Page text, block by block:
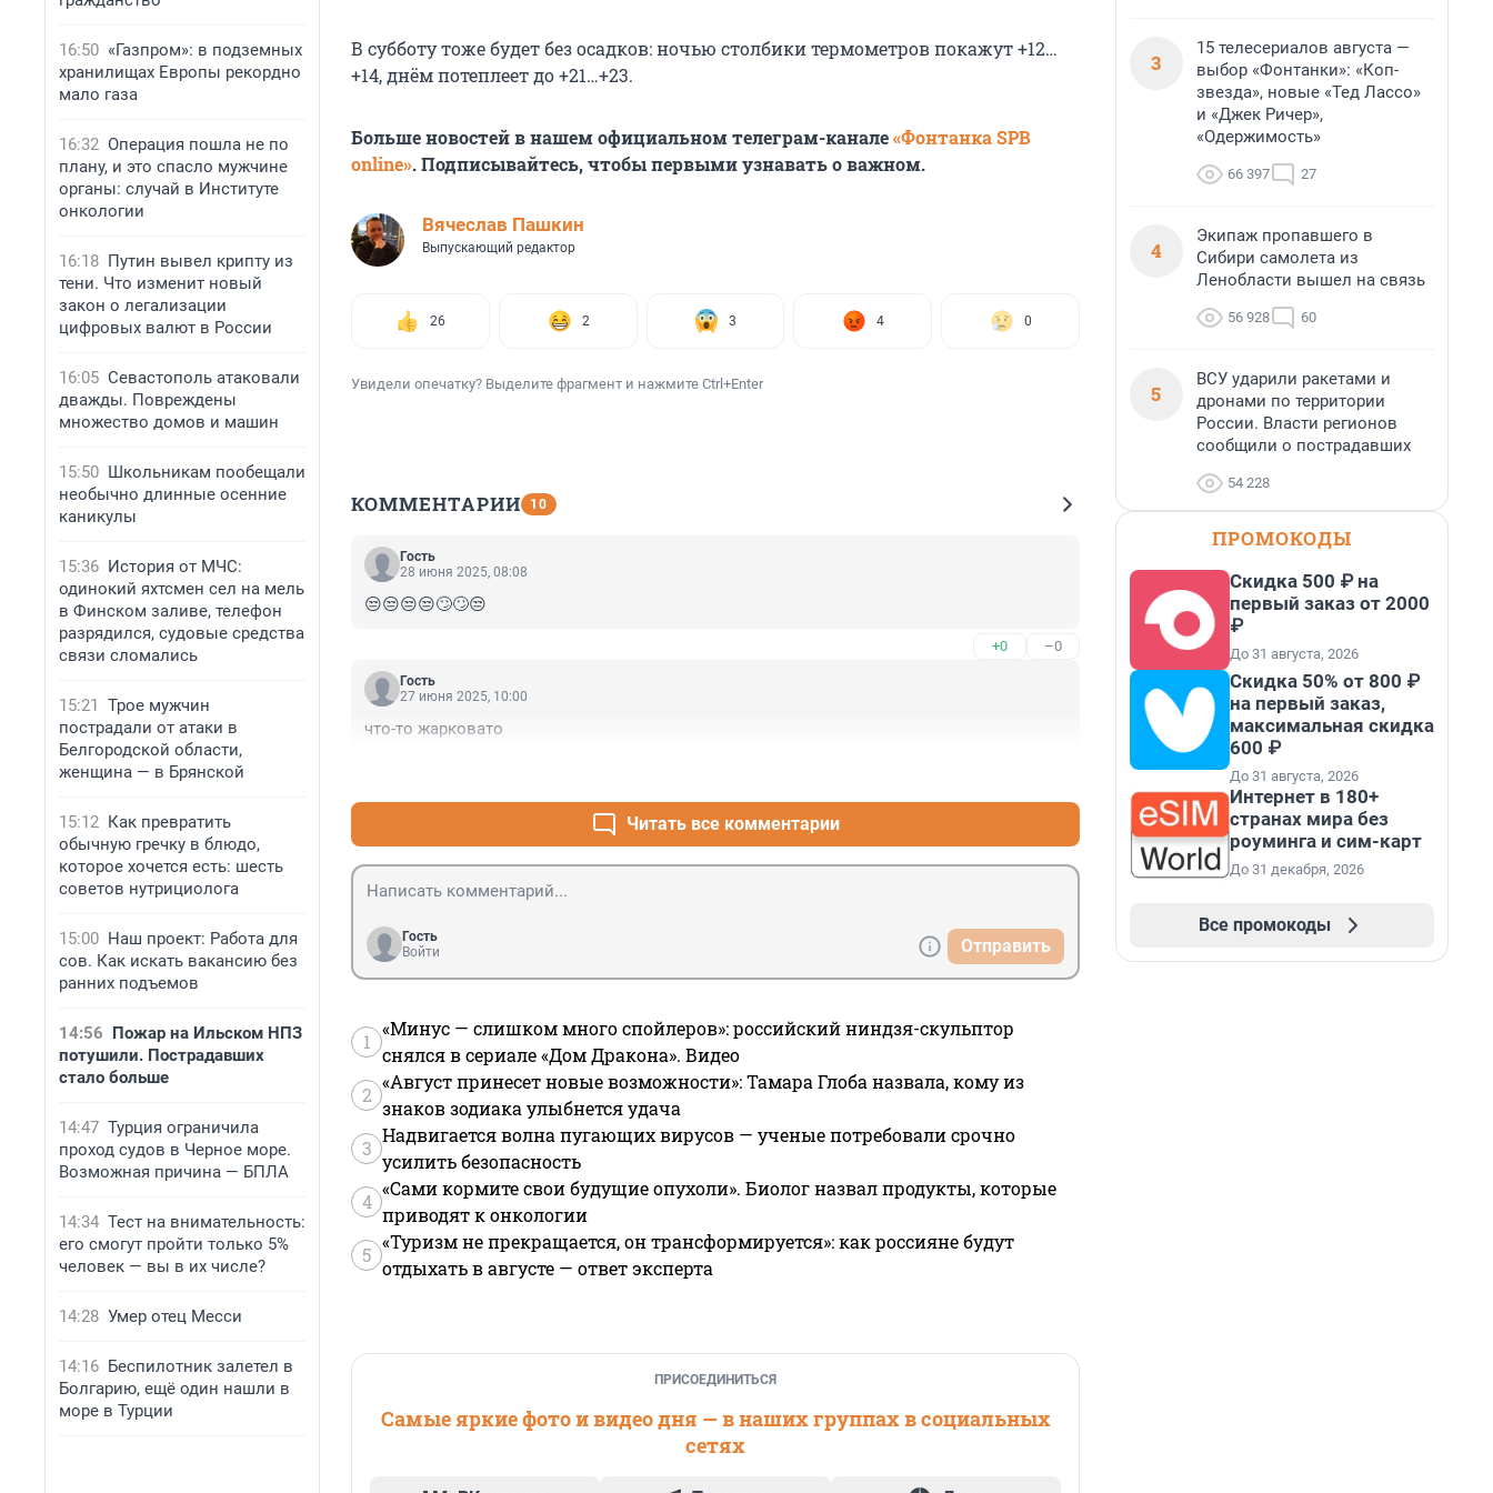
16:50 «Газпром»: в подземных
хранилищах Европы рекордно
мало газа
16:32 Операция пошла не по
плану, и это спасло мужчине
органы: случай в Институте
онкологии
16:18 Путин вывел крипту из
тени. Что изменит новый
закон о легализации
цифровых валют в России
16:05 Севастополь атаковали
дважды. Повреждены
множество домов и машин
15:50 Школьникам пообещали
необычно длинные осенние
каникулы
15:36 История от МЧС:
одинокий яхтсмен сел на мель
в Финском заливе, телефон
разрядился, судовые средства
связи сломались
15:21 Трое мужчин
пострадали от атаки в
Белгородской области,
женщина — в Брянской
15:12 Как превратить
обычную гречку в блюдо,
которое хочется есть: шесть
советов нутрициолога
15:00 Наш проект: Работа для
сов. Как искать вакансию без
ранних подъемов
14:56 Пожар на Ильском НПЗ
потушили. Пострадавших
стало больше
14:47 Турция ограничила
проход судов в Черное море.
Возможная причина — БПЛА
14:34 Тест на внимательность:
его смогут пройти только 5%
человек — вы в их числе?
14:28 Умер отец Месси
14:16 Беспилотник залетел в
Болгарию, ещё один нашли в
море в Турции
В субботу тоже будет без осадков: ночью столбики термометров покажут +12…
+14, днём потеплеет до +21…+23.
Больше новостей в нашем официальном телеграм-канале«Фонтанка SPB
online». Подписывайтесь, чтобы первыми узнавать о важном.
Вячеслав Пашкин
Выпускающий редактор
26 2 3 4 0
Увидели опечатку? Выделите фрагмент и нажмите Ctrl+Enter
КОММЕНТАРИИ 10
Гость
28 июня 2025, 08:08
😒😒😒😒🙄🙄😒
+0 –0
Гость
27 июня 2025, 10:00
что-то жарковато
Читать все комментарии
Гость
Войти
Отправить
1
«Минус — слишком много спойлеров»: российский ниндзя-скульптор
снялся в сериале «Дом Дракона». Видео
2
«Август принесет новые возможности»: Тамара Глоба назвала, кому из
знаков зодиака улыбнется удача
3
Надвигается волна пугающих вирусов — ученые потребовали срочно
усилить безопасность
4
«Сами кормите свои будущие опухоли». Биолог назвал продукты, которые
приводят к онкологии
5
«Туризм не прекращается, он трансформируется»: как россияне будут
отдыхать в августе — ответ эксперта
ПРИСОЕДИНИТЬСЯ
Самые яркие фото и видео дня — в наших группах в социальных
сетях
3
15 телесериалов августа —
выбор «Фонтанки»: «Коп-
звезда», новые «Тед Лассо»
и «Джек Ричер»,
«Одержимость»
66 397 27
4
Экипаж пропавшего в
Сибири самолета из
Ленобласти вышел на связь
56 928 60
5
ВСУ ударили ракетами и
дронами по территории
России. Власти регионов
сообщили о пострадавших
54 228
ПРОМОКОДЫ
Скидка 500 ₽ на
первый заказ от 2000
₽
До 31 августа, 2026
Скидка 50% от 800 ₽
на первый заказ,
максимальная скидка
600 ₽
До 31 августа, 2026
Интернет в 180+
странах мира без
роуминга и сим-карт
До 31 декабря, 2026
Все промокоды